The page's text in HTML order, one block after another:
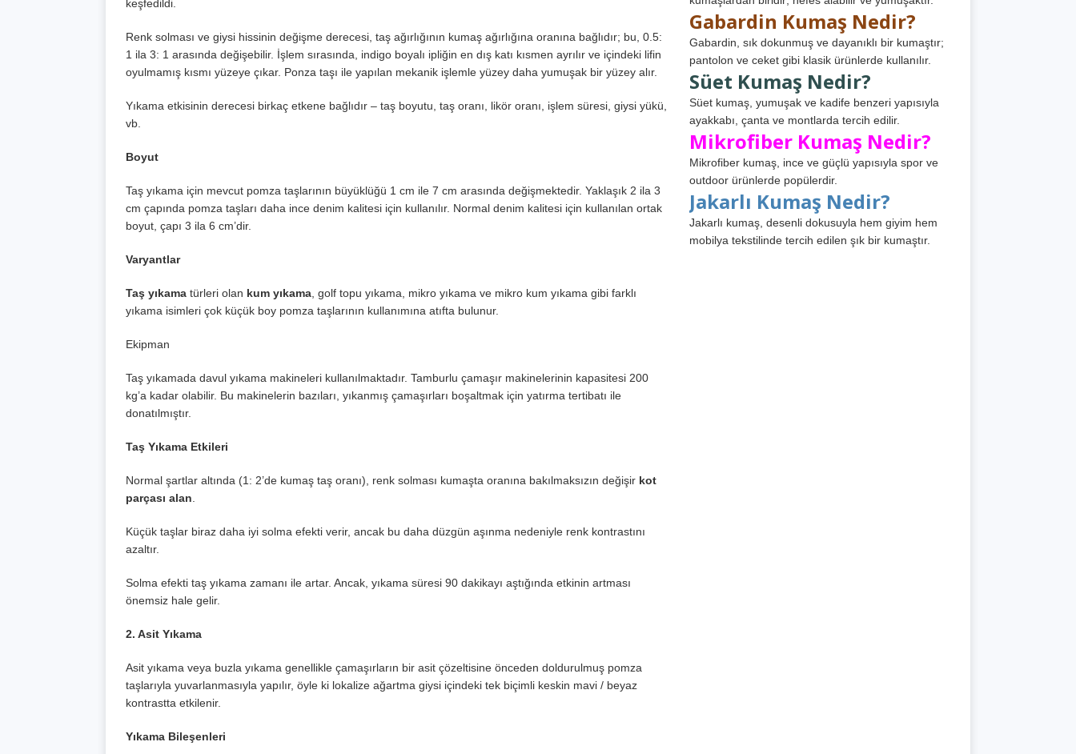
keşfedildi.
Renk solması ve giysi hissinin değişme derecesi, taş ağırlığının kumaş ağırlığına oranına bağlıdır; bu, 0.5:
1 ila 3: 1 arasında değişebilir. İşlem sırasında, indigo boyalı ipliğin en dış katı kısmen ayrılır ve içindeki lifin
oyulmamış kısmı yüzeye çıkar. Ponza taşı ile yapılan mekanik işlemle yüzey daha yumuşak bir yüzey alır.
Yıkama etkisinin derecesi birkaç etkene bağlıdır – taş boyutu, taş oranı, likör oranı, işlem süresi, giysi yükü,
vb.
Boyut
Taş yıkama için mevcut pomza taşlarının büyüklüğü 1 cm ile 7 cm arasında değişmektedir. Yaklaşık 2 ila 3
cm çapında pomza taşları daha ince denim kalitesi için kullanılır. Normal denim kalitesi için kullanılan ortak
boyut, çapı 3 ila 6 cm’dir.
Varyantlar
Taş yıkama türleri olan kum yıkama , golf topu yıkama, mikro yıkama ve mikro kum yıkama gibi farklı
yıkama isimleri çok küçük boy pomza taşlarının kullanımına atıfta bulunur.
Ekipman
Taş yıkamada davul yıkama makineleri kullanılmaktadır. Tamburlu çamaşır makinelerinin kapasitesi 200
kg’a kadar olabilir. Bu makinelerin bazıları, yıkanmış çamaşırları boşaltmak için yatırma tertibatı ile
donatılmıştır.
Taş Yıkama Etkileri
Normal şartlar altında (1: 2’de kumaş taş oranı), renk solması kumaşta oranına bakılmaksızın değişir kot
parçası alan
Küçük taşlar biraz daha iyi solma efekti verir, ancak bu daha düzgün aşınma nedeniyle renk kontrastını
azaltır.
Solma efekti taş yıkama zamanı ile artar. Ancak, yıkama süresi 90 dakikayı aştığında etkinin artması
önemsiz hale gelir.
2. Asit Yıkama
Asit yıkama veya buzla yıkama genellikle çamaşırların bir asit çözeltisine önceden doldurulmuş pomza
taşlarıyla yuvarlanmasıyla yapılır, öyle ki lokalize ağartma giysi içindeki tek biçimli keskin mavi / beyaz
kontrastta etkilenir.
Yıkama Bileşenleri
Gabardin Kumaş Nedir?
Gabardin, sık dokunmuş ve dayanıklı bir kumaştır;
pantolon ve ceket gibi klasik ürünlerde kullanılır.
Süet Kumaş Nedir?
Süet kumaş, yumuşak ve kadife benzeri yapısıyla
ayakkabı, çanta ve montlarda tercih edilir.
Mikrofiber Kumaş Nedir?
Mikrofiber kumaş, ince ve güçlü yapısıyla spor ve
outdoor ürünlerde popülerdir.
Jakarlı Kumaş Nedir?
Jakarlı kumaş, desenli dokusuyla hem giyim hem
mobilya tekstilinde tercih edilen şık bir kumaştır.